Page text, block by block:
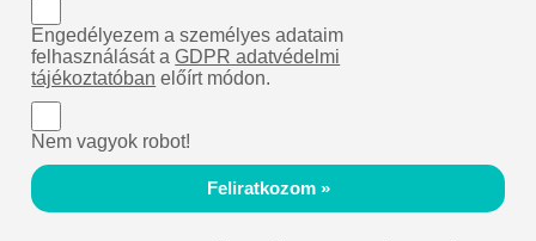
Engedélyezem a személyes adataim
felhasználását aGDPR adatvédelmi
tájékoztatóban előírt módon.
Nem vagyok robot!
Feliratkozom »